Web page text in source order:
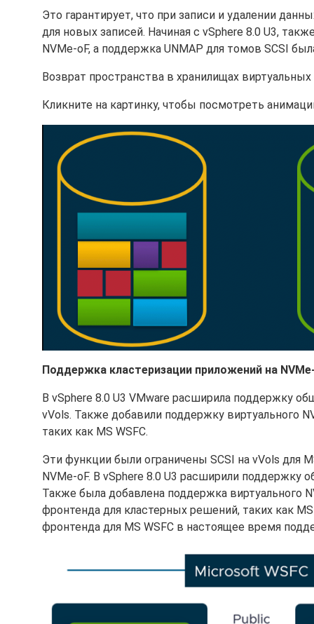
Это гарантирует, что при записи и удалении
для новых записей. Начиная с vSphere 8.0 U3,
NVMe-oF, а поддержка UNMAP для томов SCSI
Возврат пространства в хранилищах
Кликните на картинку, чтобы посмотреть
Поддержка кластеризации приложений на
В vSphere 8.0 U3 VMware расширила поддержку
vVols. Также добавили поддержку виртуального
таких как MS WSFC.
Эти функции были ограничены SCSI на vVols для
NVMe-oF. В vSphere 8.0 U3 расширили поддержку
Также была добавлена поддержка виртуального
фронтенда для кластерных решений, таких как
фронтенда для MS WSFC в настоящее время